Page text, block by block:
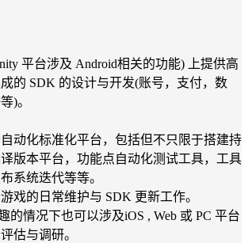
平台涉及 Android相关的功能) 上提供高
的 SDK 的设计与开发(账号，支付，数
)。
动化标准化平台，包括但不只限于搭建持
版本平台，功能点自动化测试工具，工具
系统迭代等等。
戏的日常维护与 SDK 更新工作。
的情况下也可以涉及iOS , Web 或 PC 平台
估与调研。